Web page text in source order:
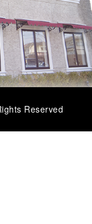
Reserved